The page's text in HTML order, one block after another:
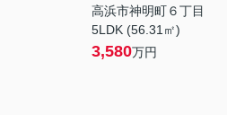
高浜市神明町６丁目
5LDK (56.31㎡)
3,580万円